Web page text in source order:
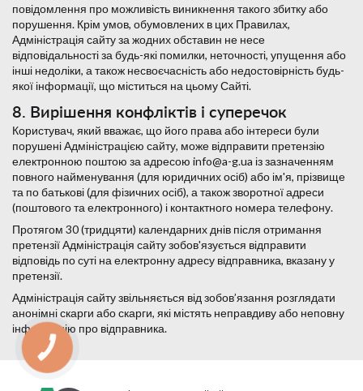
повідомлення про можливість виникнення такого збитку або
порушення. Крім умов, обумовлених в цих Правилах,
Адміністрація сайту за жодних обставин не несе
відповідальності за будь-які помилки, неточності, упущення або
інші недоліки, а також несвоєчасність або недостовірність будь-
якої інформації, що міститься на цьому Сайті.
8. Вирішення конфліктів і суперечок
Користувач, який вважає, що його права або інтереси були
порушені Адміністрацією сайту, може відправити претензію
електронною поштою за адресою info@a-g.ua із зазначенням
повного найменування (для юридичних осіб) або ім'я, прізвище
та по батькові (для фізичних осіб), а також зворотної адреси
(поштового та електронного) і контактного номера телефону.
Протягом 30 (тридцяти) календарних днів після отримання
претензії Адміністрація сайту зобов'язується відправити
відповідь по суті на електронну адресу відправника, вказану у
претензії.
Адміністрація сайту звільняється від зобов’язання розглядати
анонімні скарги або скарги, які містять неправдиву або неповну
інформацію про відправника.
КНОПКА
СВЯЗИ